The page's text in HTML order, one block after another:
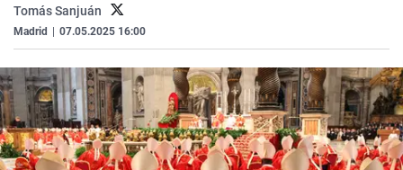
Tomás Sanjuán
Madrid 07.05.2025 16:00